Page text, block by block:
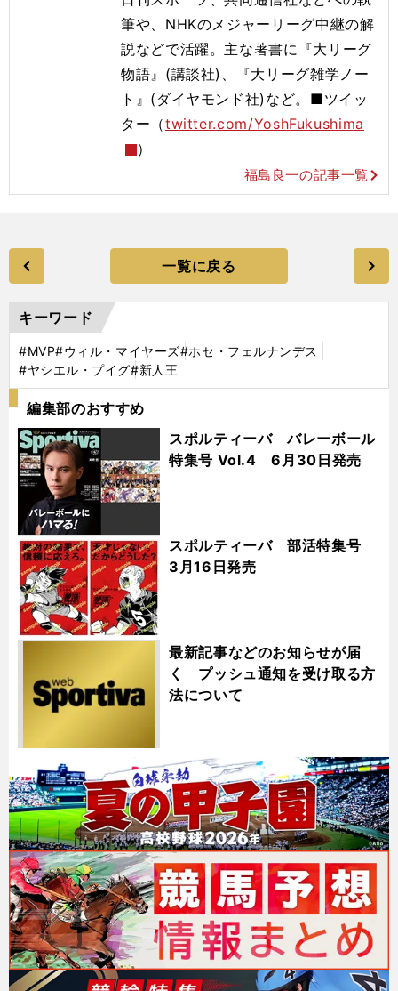
筆や、NHKのメジャーリーグ中継の解
説などで活躍。主な著書に『大リーグ
物語』(講談社)、『大リーグ雑学ノー
ト』(ダイヤモンド社)など。■ツイッ
ター（twitter.com/YoshFukushima
）
福島良一の記事一覧
一覧に戻る
キーワード
#MVP#ウィル・マイヤーズ#ホセ・フェルナンデス
#ヤシエル・プイグ#新人王
編集部のおすすめ
スポルティーバ バレーボール
特集号 Vol.4 6月30日発売
スポルティーバ 部活特集号
3月16日発売
最新記事などのお知らせが届
く プッシュ通知を受け取る方
法について